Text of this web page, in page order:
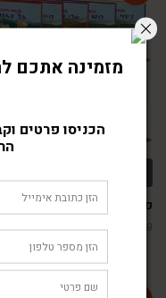
-66%
פינת החי שלי במחיר מבצע
850.00
₪292.00
מזמינה אתכם